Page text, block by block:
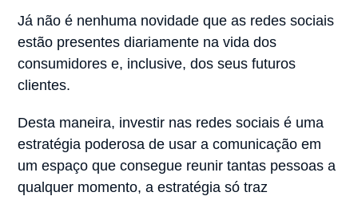
Já não é nenhuma novidade que as redes sociais
estão presentes diariamente na vida dos
consumidores e, inclusive, dos seus futuros
clientes.⠀
Desta maneira, investir nas redes sociais é uma
estratégia poderosa de usar a comunicação em
um espaço que consegue reunir tantas pessoas a
qualquer momento, a estratégia só traz